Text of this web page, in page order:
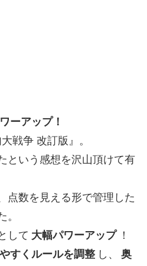
ーアップ！
戦争 改訂版』。
という感想を沢山頂けて有
点数を見える形で管理した
して 大幅パワーアップ ！
すくルールを調整 し、
奥